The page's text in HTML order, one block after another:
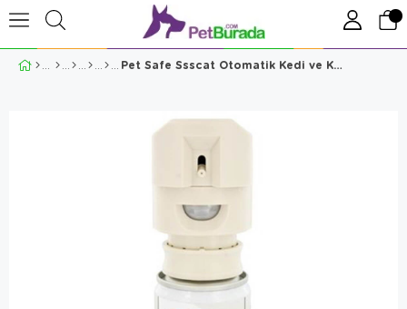
Pet Safe Ssscat Otomatik Kedi ve Köpek Uzaklaştırıcı Sprey